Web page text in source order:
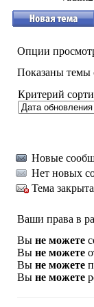
Опции
Показаны темы
Критерий
Новые
Нет новых
Тема закрыта
Ваши права в
Вы не можете
Вы не можете
Вы не можете
Вы не можете